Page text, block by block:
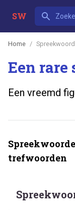
SW
Home Spreekwoord
Een rare
Een vreemd
trefwoorden